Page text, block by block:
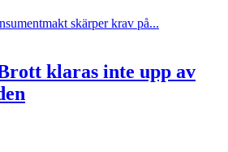
skärper krav på...
klaras inte upp av